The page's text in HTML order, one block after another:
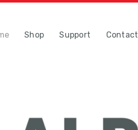
Shop Support Contact